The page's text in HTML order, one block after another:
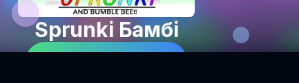
Sprunki Бамбі